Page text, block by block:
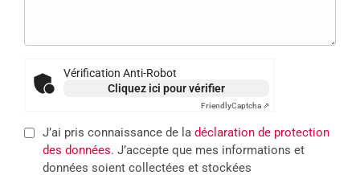
Vérification Anti-Robot
Cliquez ici pour vérifier
FriendlyCaptcha ⇗
J’ai pris connaissance de la déclaration de protection
des données. J’accepte que mes informations et
données soient collectées et stockées